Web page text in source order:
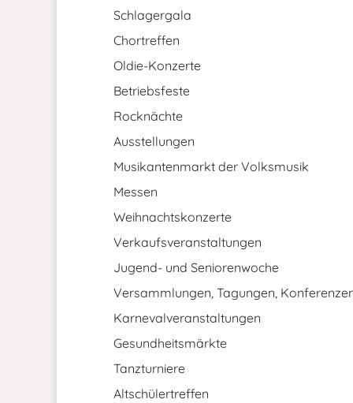
Schlagergala
Chortreffen
Oldie-Konzerte
Betriebsfeste
Rocknächte
Ausstellungen
Musikantenmarkt der Volksmusik
Messen
Weihnachtskonzerte
Verkaufsveranstaltungen
Jugend- und Seniorenwoche
Versammlungen, Tagungen,
Karnevalveranstaltungen
Gesundheitsmärkte
Tanzturniere
Altschülertreffen